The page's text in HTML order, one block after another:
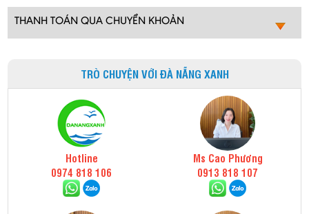
THANH TOÁN QUA CHUYỂN KHOẢN
TRÒ CHUYỆN VỚI ĐÀ NẴNG XANH
Hotline
0974 818 106
Ms Cao Phương
0913 818 107